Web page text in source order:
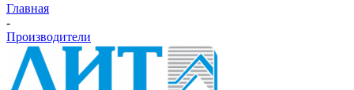
Главная
-
Производители